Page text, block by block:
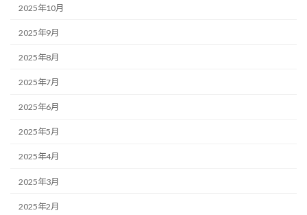
2025年10月
2025年9月
2025年8月
2025年7月
2025年6月
2025年5月
2025年4月
2025年3月
2025年2月